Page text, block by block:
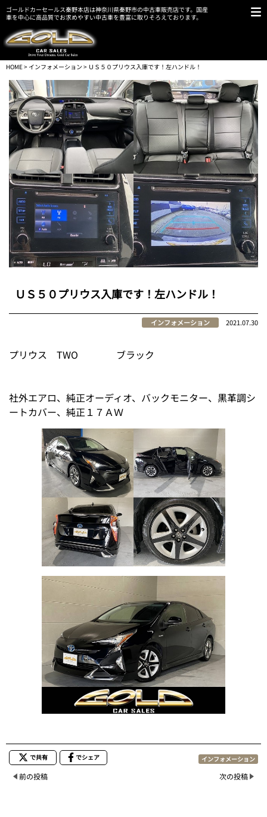
ゴールドカーセールス秦野本店は神奈川県秦野市の中古車販売店です。国産
車を中心に高品質でお求めやすい中古車を豊富に取りそろえております。
HOME> インフォメーション > ＵＳ５０プリウス入庫です！左ハンドル！
ＵＳ５０プリウス入庫です！左ハンドル！
インフォメーション 2021.07.30
プリウス TWO ブラック
社外エアロ、純正オーディオ、バックモニター、黒革調シ
ートカバー、純正１７ＡＷ
で共有 でシェア インフォメーション
前の投稿 次の投稿